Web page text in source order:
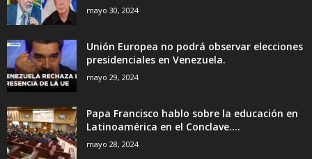
mayo 30, 2024
Unión Europea no podrá observar elecciones
presidenciales en Venezuela.
mayo 29, 2024
Papa Francisco hablo sobre la educación en
Latinoamérica en el Conclave....
mayo 28, 2024